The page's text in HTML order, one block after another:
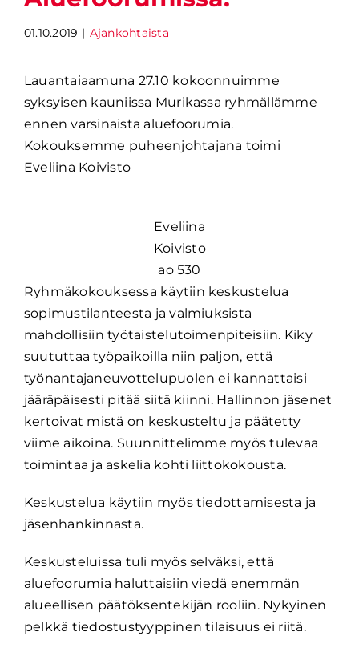
01.10.2019 | Ajankohtaista
Lauantaiaamuna 27.10 kokoonnuimme
syksyisen kauniissa Murikassa ryhmällämme
ennen varsinaista aluefoorumia.
Kokouksemme puheenjohtajana toimi
Eveliina Koivisto
Eveliina
Koivisto
ao 530
Ryhmäkokouksessa käytiin keskustelua
sopimustilanteesta ja valmiuksista
mahdollisiin työtaistelutoimenpiteisiin. Kiky
suututtaa työpaikoilla niin paljon, että
työnantajaneuvottelupuolen ei kannattaisi
jääräpäisesti pitää siitä kiinni. Hallinnon jäsenet
kertoivat mistä on keskusteltu ja päätetty
viime aikoina. Suunnittelimme myös tulevaa
toimintaa ja askelia kohti liittokokousta.
Keskustelua käytiin myös tiedottamisesta ja
jäsenhankinnasta.
Keskusteluissa tuli myös selväksi, että
aluefoorumia haluttaisiin viedä enemmän
alueellisen päätöksentekijän rooliin. Nykyinen
pelkkä tiedostustyyppinen tilaisuus ei riitä.